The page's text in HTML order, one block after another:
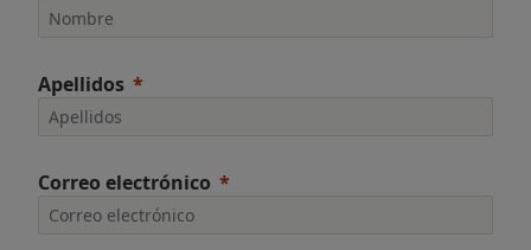
Apellidos
Correo electrónico